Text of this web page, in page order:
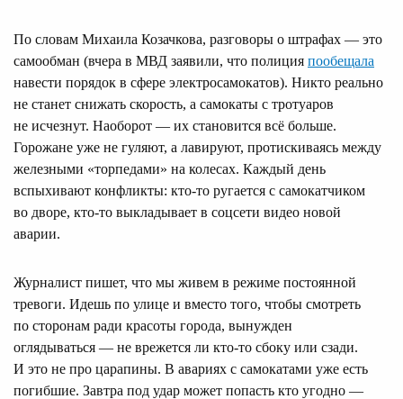
По словам Михаила Козачкова, разговоры о штрафах — это
самообман (вчера в МВД заявили, что полиция пообещала
навести порядок в сфере электросамокатов). Никто реально
не станет снижать скорость, а самокаты с тротуаров
не исчезнут. Наоборот — их становится всё больше.
Горожане уже не гуляют, а лавируют, протискиваясь между
железными «торпедами» на колесах. Каждый день
вспыхивают конфликты: кто-то ругается с самокатчиком
во дворе, кто-то выкладывает в соцсети видео новой
аварии.
Журналист пишет, что мы живем в режиме постоянной
тревоги. Идешь по улице и вместо того, чтобы смотреть
по сторонам ради красоты города, вынужден
оглядываться — не врежется ли кто-то сбоку или сзади.
И это не про царапины. В авариях с самокатами уже есть
погибшие. Завтра под удар может попасть кто угодно —